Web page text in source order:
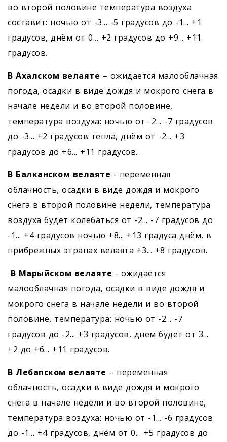
во второй половине температура воздуха
составит: ночью от -3... -5 градусов до -1... +1
градусов, днём от 0... +2 градусов до +9... +11
градусов.
В Ахалском велаяте – ожидается малооблачная
погода, осадки в виде дождя и мокрого снега в
начале недели и во второй половине,
температура воздуха: ночью от -2... -7 градусов
до -3... +2 градусов тепла, днём от -2... +3
градусов до +6... +11 градусов.
В Балканском велаяте - переменная
облачность, осадки в виде дождя и мокрого
снега в второй половине недели, температура
воздуха будет колебаться от -2... -7 градусов до
-1... +4 градусов ночью +8... +13 градуса днём, в
прибрежных этрапах велаята +3... +8 градусов.
В Марыйском велаяте - ожидается
малооблачная погода, осадки в виде дождя и
мокрого снега в начале недели и во второй
половине, температура: ночью от -2... -7
градусов до -2... +3 градусов, днём будет от 3...
+2 до +6... +11 градусов.
В Лебапском велаяте – переменная
облачность, осадки в виде дождя и мокрого
снега в начале недели и во второй половине,
температура воздуха: ночью от -1... -6 градусов
до -1... +4 градусов, днём от 0... +5 градусов до